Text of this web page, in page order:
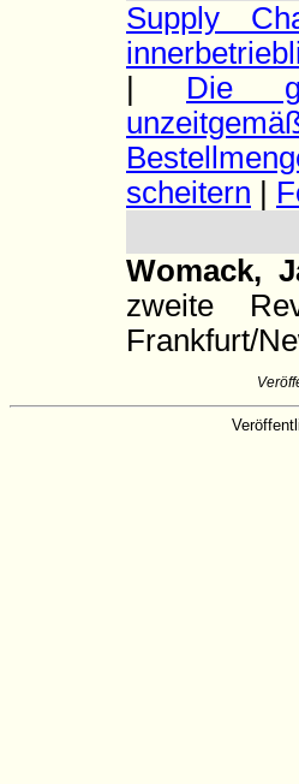
Supply
Die
scheitern
Womack,
zweite
Frankfurt/